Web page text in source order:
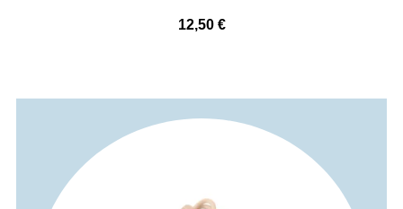
12,50 €